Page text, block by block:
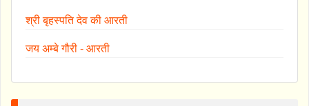
श्री बृहस्पति देव की आरती
जय अम्बे गौरी - आरती